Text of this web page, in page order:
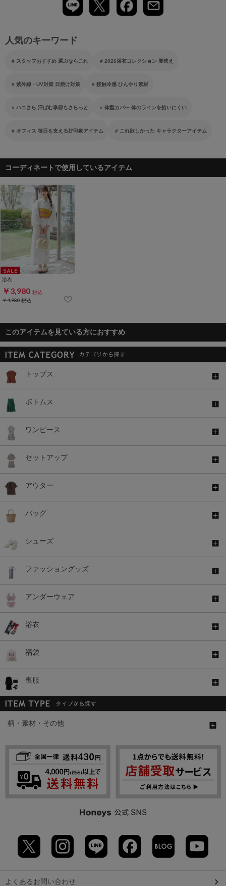
人気のキーワード
スタッフおすすめ 選ぶならこれ 2026浴衣コレクション 夏映え
紫外線・UV対策 日焼け対策 接触冷感 ひんやり素材
ハニさら 汗ばむ季節もさらっと 体型カバー 体のラインを拾いにくい
オフィス 毎日を支える好印象アイテム これ欲しかった キャラクターアイテム
コーディネートで使用しているアイテム
浴衣
￥3,980 税込
￥4,980税込
このアイテムを見ている方におすすめ
トップス
ボトムス
ワンピース
セットアップ
アウター
バッグ
シューズ
ファッショングッズ
アンダーウェア
浴衣
福袋
喪服
柄・素材・その他
よくあるお問い合わせ